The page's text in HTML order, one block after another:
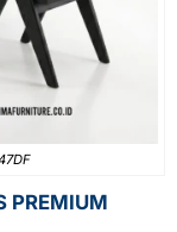
PREMIUM